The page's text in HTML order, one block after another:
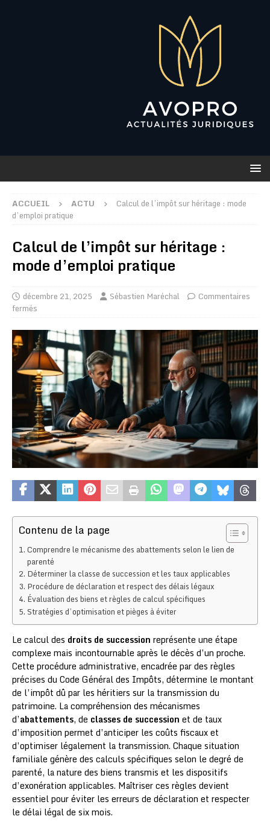
ACCUEIL ACTU
Calcul de l’impôt sur héritage : mode
d’emploi pratique
Calcul de l’impôt sur héritage :
mode d’emploi pratique
décembre 21, 2025 Sébastien Maréchal
Commentaires
fermés
Contenu de la page
Comprendre le mécanisme des abattements selon le lien de
parenté
Déterminer la classe de succession et les taux applicables
Procédure de déclaration et respect des délais légaux
Évaluation des biens et règles de calcul spécifiques
Stratégies d’optimisation et pièges à éviter
Le calcul des droits de succession représente une étape
complexe mais incontournable après le décès d’un proche.
Cette procédure administrative, encadrée par des règles
précises du Code Général des Impôts, détermine le montant
de l’impôt dû par les héritiers sur la transmission du
patrimoine. La compréhension des mécanismes
d’abattements, de classes de succession et de taux
d’imposition permet d’anticiper les coûts fiscaux et
d’optimiser légalement la transmission. Chaque situation
familiale génère des calculs spécifiques selon le degré de
parenté, la nature des biens transmis et les dispositifs
d’exonération applicables. Maîtriser ces règles devient
essentiel pour éviter les erreurs de déclaration et respecter
le délai légal de six mois.